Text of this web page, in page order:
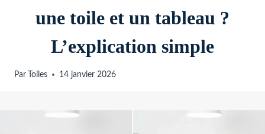
une toile et un tableau ?
L’explication simple
Par Toiles 14 janvier 2026